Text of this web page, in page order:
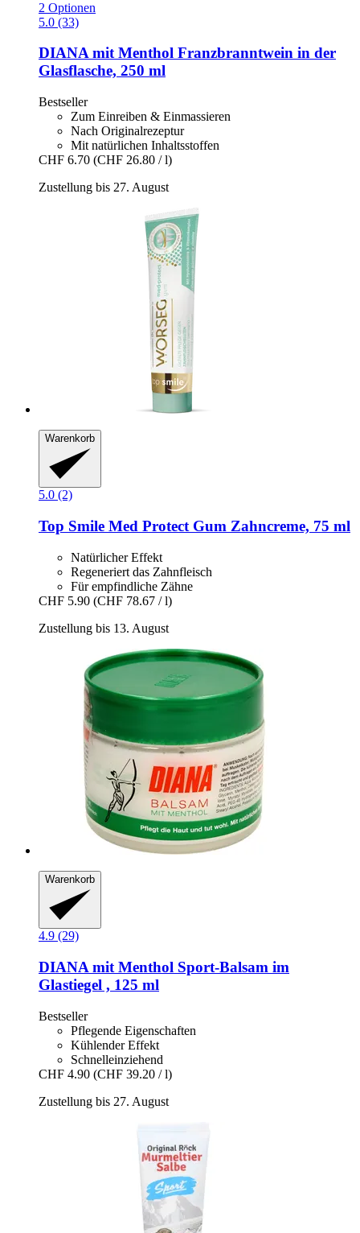
2 Optionen
5.0 (33)
DIANA mit Menthol Franzbranntwein in der
Glasflasche, 250 ml
Bestseller
Zum Einreiben & Einmassieren
Nach Originalrezeptur
Mit natürlichen Inhaltsstoffen
CHF 6.70 (CHF 26.80 / l)
Zustellung bis 27. August
Warenkorb
5.0 (2)
Top Smile Med Protect Gum Zahncreme, 75 ml
Natürlicher Effekt
Regeneriert das Zahnfleisch
Für empfindliche Zähne
CHF 5.90 (CHF 78.67 / l)
Zustellung bis 13. August
Warenkorb
4.9 (29)
DIANA mit Menthol Sport-​Balsam im
Glastiegel , 125 ml
Bestseller
Pflegende Eigenschaften
Kühlender Effekt
Schnelleinziehend
CHF 4.90 (CHF 39.20 / l)
Zustellung bis 27. August